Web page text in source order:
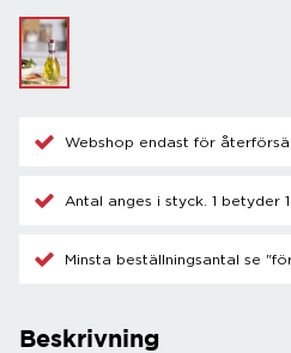
Webshop endast för
Antal anges i styck. 1 betyder
Minsta beställningsantal se
Beskrivning